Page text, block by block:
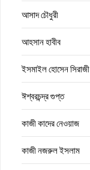
আসাদ চৌধুরী
আহসান হাবীব
ইসমাইল হোসেন সিরাজী
ঈশ্বরচন্দ্র গুপ্ত
কাজী কাদের নেওয়াজ
কাজী নজরুল ইসলাম